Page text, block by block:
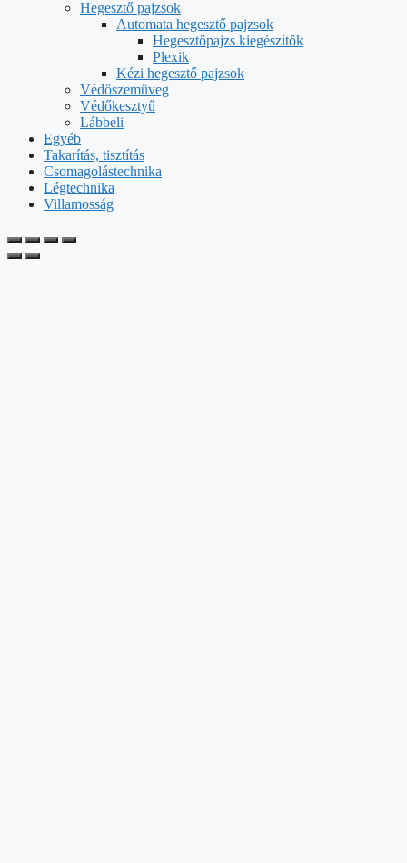
Hegesztő pajzsok
Automata hegesztő pajzsok
Hegesztőpajzs kiegészítők
Plexik
Kézi hegesztő pajzsok
Védőszemüveg
Védőkesztyű
Lábbeli
Egyéb
Takarítás, tisztítás
Csomagolástechnika
Légtechnika
Villamosság